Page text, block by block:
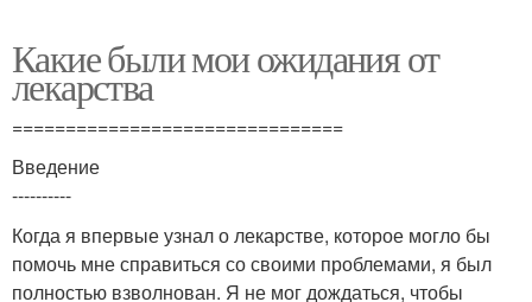
Какие были мои ожидания от
лекарства
===============================
Введение
----------
Когда я впервые узнал о лекарстве, которое могло бы
помочь мне справиться со своими проблемами, я был
полностью взволнован. Я не мог дождаться, чтобы